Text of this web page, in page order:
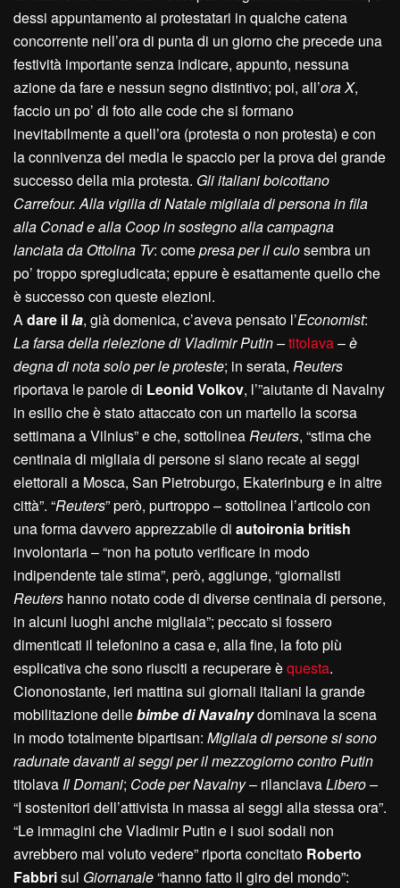
dessi appuntamento ai protestatari in qualche catena
concorrente nell’ora di punta di un giorno che precede una
festività importante senza indicare, appunto, nessuna
azione da fare e nessun segno distintivo; poi, all’ora X,
faccio un po’ di foto alle code che si formano
inevitabilmente a quell’ora (protesta o non protesta) e con
la connivenza dei media le spaccio per la prova del grande
successo della mia protesta. Gli italiani boicottano
Carrefour. Alla vigilia di Natale migliaia di persona in fila
alla Conad e alla Coop in sostegno alla campagna
lanciata da Ottolina Tv: comepresa per il culosembra un
po’ troppo spregiudicata; eppure è esattamente quello che
è successo con queste elezioni.
Adare illa, già domenica, c’aveva pensato l’Economist:
La farsa della rielezione di Vladimir Putin –titolava–è
degna di nota solo per le proteste; in serata, Reuters
riportava le parole di Leonid Volkov, l’”aiutante di Navalny
in esilio che è stato attaccato con un martello la scorsa
settimana a Vilnius” e che, sottolineaReuters, “stima che
centinaia di migliaia di persone si siano recate ai seggi
elettorali a Mosca, San Pietroburgo, Ekaterinburg e in altre
città”. “Reuters” però, purtroppo – sottolinea l’articolo con
una forma davvero apprezzabile di autoironia british
involontaria – “non ha potuto verificare in modo
indipendente tale stima”, però, aggiunge, “giornalisti
Reuters hanno notato code di diverse centinaia di persone,
in alcuni luoghi anche migliaia”; peccato si fossero
dimenticati il telefonino a casa e, alla fine, la foto più
esplicativa che sono riusciti a recuperare èquesta.
Ciononostante, ieri mattina sui giornali italiani la grande
mobilitazione dellebimbe di Navalnydominava la scena
in modo totalmente bipartisan: Migliaia di persone si sono
radunate davanti ai seggi per il mezzogiorno contro Putin
titolava Il Domani; Code per Navalny– rilanciavaLibero –
“I sostenitori dell’attivista in massa ai seggi alla stessa ora”.
“Le immagini che Vladimir Putin e i suoi sodali non
avrebbero mai voluto vedere” riporta concitato Roberto
Fabbrisul Giornanale“hanno fatto il giro del mondo”: